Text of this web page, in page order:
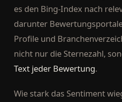
es den Bing-Index nach
darunter
Profile und
nicht nur die Sternezahl,
Text jeder Bewertung.
Wie stark das Sentiment